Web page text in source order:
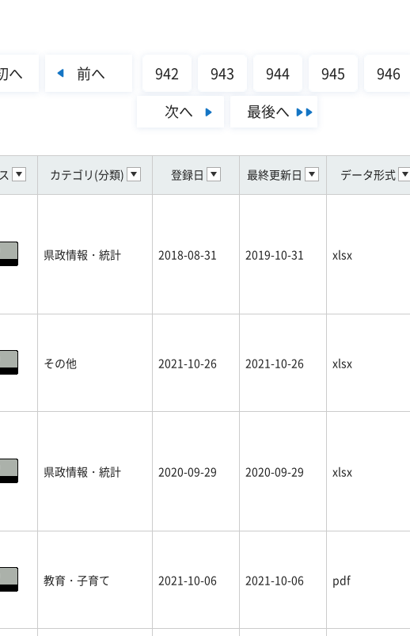
へ 前へ 942 943 944 945 946
次へ
最後へ
カテゴリ(分類) 登録日 最終更新日 データ形式
県政情報・統計 2018-08-31 2019-10-31 xlsx
その他 2021-10-26 2021-10-26 xlsx
県政情報・統計 2020-09-29 2020-09-29 xlsx
教育・子育て 2021-10-06 2021-10-06 pdf